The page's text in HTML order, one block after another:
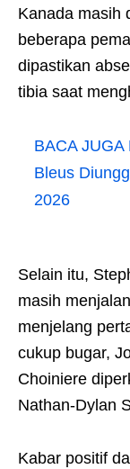
Kanada masih
beberapa
dipastikan
tibia saat
BACA JUGA
Bleus
2026
Selain itu,
masih
menjelang
cukup bugar,
Choiniere
Nathan-Dylan
Kabar positif